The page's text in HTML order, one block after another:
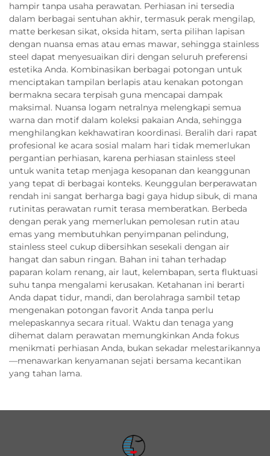
hampir tanpa usaha perawatan. Perhiasan ini tersedia
dalam berbagai sentuhan akhir, termasuk perak mengilap,
matte berkesan sikat, oksida hitam, serta pilihan lapisan
dengan nuansa emas atau emas mawar, sehingga stainless
steel dapat menyesuaikan diri dengan seluruh preferensi
estetika Anda. Kombinasikan berbagai potongan untuk
menciptakan tampilan berlapis atau kenakan potongan
bermakna secara terpisah guna mencapai dampak
maksimal. Nuansa logam netralnya melengkapi semua
warna dan motif dalam koleksi pakaian Anda, sehingga
menghilangkan kekhawatiran koordinasi. Beralih dari rapat
profesional ke acara sosial malam hari tidak memerlukan
pergantian perhiasan, karena perhiasan stainless steel
untuk wanita tetap menjaga kesopanan dan keanggunan
yang tepat di berbagai konteks. Keunggulan berperawatan
rendah ini sangat berharga bagi gaya hidup sibuk, di mana
rutinitas perawatan rumit terasa memberatkan. Berbeda
dengan perak yang memerlukan pemolesan rutin atau
emas yang membutuhkan penyimpanan pelindung,
stainless steel cukup dibersihkan sesekali dengan air
hangat dan sabun ringan. Bahan ini tahan terhadap
paparan kolam renang, air laut, kelembapan, serta fluktuasi
suhu tanpa mengalami kerusakan. Ketahanan ini berarti
Anda dapat tidur, mandi, dan berolahraga sambil tetap
mengenakan potongan favorit Anda tanpa perlu
melepaskannya secara ritual. Waktu dan tenaga yang
dihemat dalam perawatan memungkinkan Anda fokus
menikmati perhiasan Anda, bukan sekadar melestarikannya
—menawarkan kenyamanan sejati bersama kecantikan
yang tahan lama.